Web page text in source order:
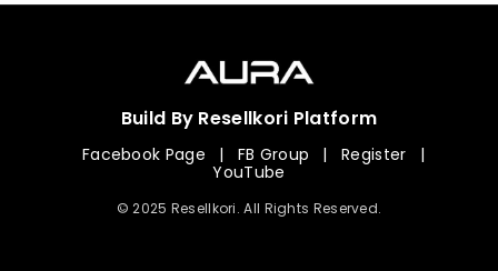
Build By Resellkori Platform
Facebook Page | FB Group | Register
|
YouTube
© 2025 Resellkori. All Rights Reserved.